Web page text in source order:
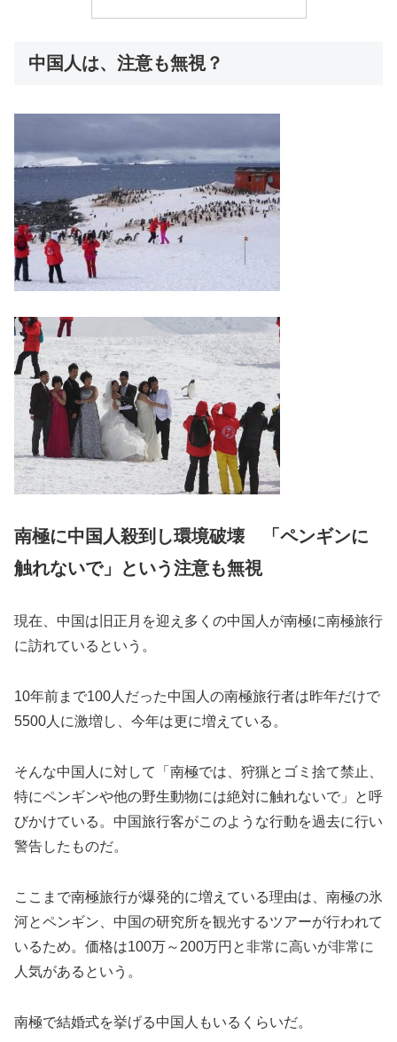
中国人は、注意も無視？
南極に中国人殺到し環境破壊 「ペンギンに
触れないで」という注意も無視
現在、中国は旧正月を迎え多くの中国人が南極に南極旅行
に訪れているという。
10年前まで100人だった中国人の南極旅行者は昨年だけで
5500人に激増し、今年は更に増えている。
そんな中国人に対して「南極では、狩猟とゴミ捨て禁止、
特にペンギンや他の野生動物には絶対に触れないで」と呼
びかけている。中国旅行客がこのような行動を過去に行い
警告したものだ。
ここまで南極旅行が爆発的に増えている理由は、南極の氷
河とペンギン、中国の研究所を観光するツアーが行われて
いるため。価格は100万～200万円と非常に高いが非常に
人気があるという。
南極で結婚式を挙げる中国人もいるくらいだ。